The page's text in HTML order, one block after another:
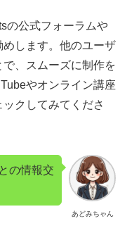
の公式フォーラムや
します。他のユーザ
、スムーズに制作を
やオンライン講座
クしてみてくださ
あどみちゃん
の情報交